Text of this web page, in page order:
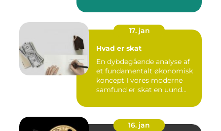
17. jan
Hvad er skat
En dybdegående analyse af
et fundamentalt økonomisk
koncept I vores moderne
samfund er skat en uund...
16. jan